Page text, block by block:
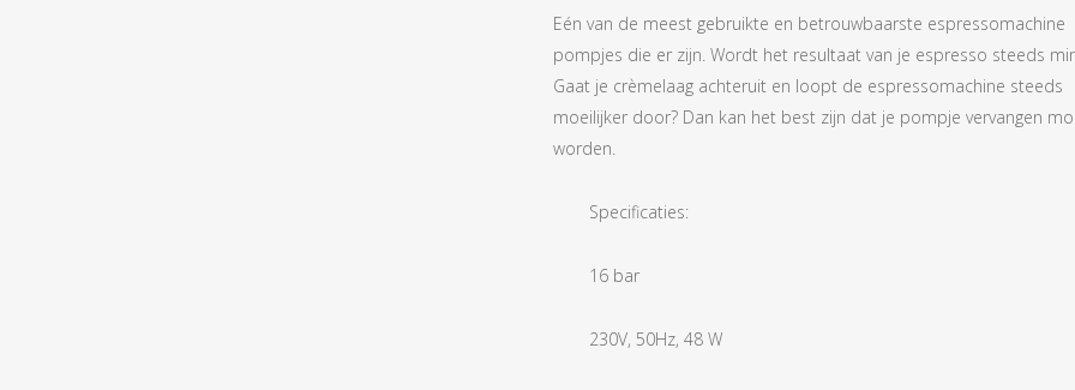
Eén van de meest gebruikte en betrouwbaarste espressomachine
pompjes die er zijn. Wordt het resultaat van je espresso steeds
Gaat je crèmelaag achteruit en loopt de espressomachine steeds
moeilijker door? Dan kan het best zijn dat je pompje vervangen
worden.
Specificaties:
16 bar
230V, 50Hz, 48 W